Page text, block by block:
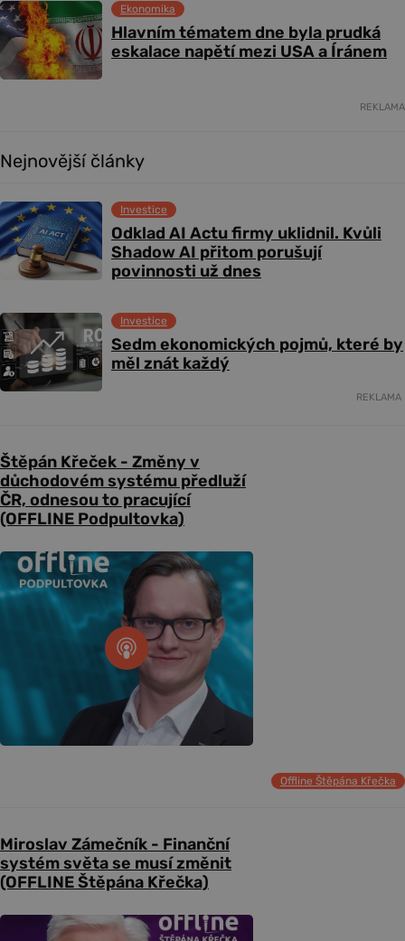
Hlavním tématem dne byla prudká
eskalace napětí mezi USA a Íránem
Ekonomika
REKLAMA
Nejnovější články
Odklad AI Actu firmy uklidnil. Kvůli
Shadow AI přitom porušují
povinnosti už dnes
Investice
Sedm ekonomických pojmů, které by
měl znát každý
Investice
REKLAMA
Štěpán Křeček - Změny v
důchodovém systému předluží
ČR, odnesou to pracující
(OFFLINE Podpultovka)
Offline Štěpána Křečka
Miroslav Zámečník - Finanční
systém světa se musí změnit
(OFFLINE Štěpána Křečka)